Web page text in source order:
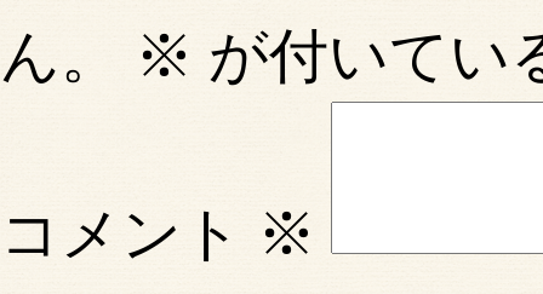
ん。
※ が付いてい
コメント ※